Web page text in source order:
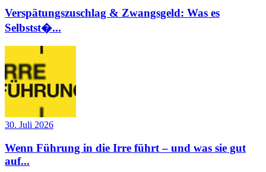
Verspätungszuschlag & Zwangsgeld: Was es
Selbstst�...
30. Juli 2026
Wenn Führung in die Irre führt – und was sie gut
auf...